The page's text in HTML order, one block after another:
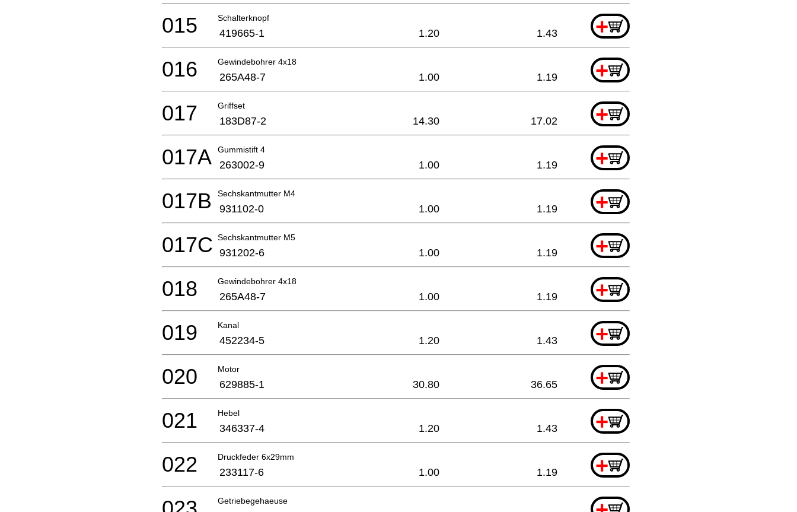
Schalterknopf +
015 419665-1 1.20 1.43
Gewindebohrer 4x18 +
016 265A48-7 1.00 1.19
Griffset +
017 183D87-2 14.30 17.02
Gummistift 4 +
017A 263002-9 1.00 1.19
Sechskantmutter M4 +
017B 931102-0 1.00 1.19
Sechskantmutter M5 +
017C 931202-6 1.00 1.19
Gewindebohrer 4x18 +
018 265A48-7 1.00 1.19
Kanal +
019 452234-5 1.20 1.43
Motor +
020 629885-1 30.80 36.65
Hebel +
021 346337-4 1.20 1.43
Druckfeder 6x29mm +
022 233117-6 1.00 1.19
Getriebegehaeuse